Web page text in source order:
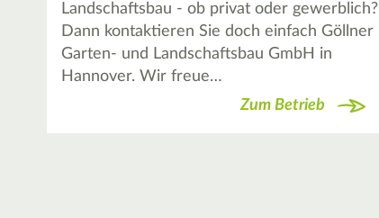
Landschaftsbau - ob privat oder gewerblich?
Dann kontaktieren Sie doch einfach Göllner
Garten- und Landschaftsbau GmbH in
Hannover. Wir freue…
Zum Betrieb